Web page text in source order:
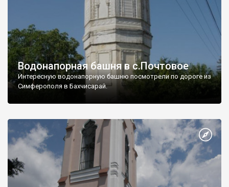
Водонапорная башня в с.Почтовое
Интересную водонапорную башню посмотрели по дороге из
Симферополя в Бахчисарай.